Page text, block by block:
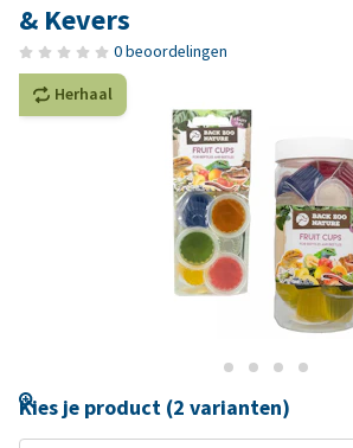
& Kevers
0 beoordelingen
Herhaal
Kies je product (2 varianten)